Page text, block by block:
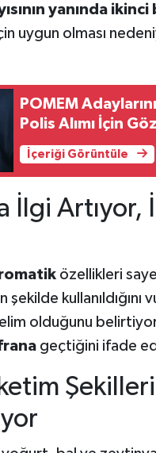
yanında
uygun olması
POMEM
Polis Alımı İçin
İçeriği Görüntüle
İlgi Artıyor,
özellikleri
olduğunu
geçtiğini ifade